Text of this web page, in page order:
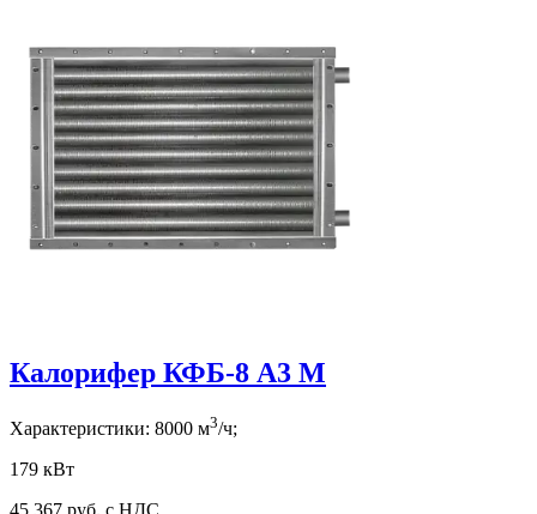
Калорифер КФБ-8 А3 М
Характеристики: 8000 м3/ч;
179 кВт
45 367 руб. с НДС